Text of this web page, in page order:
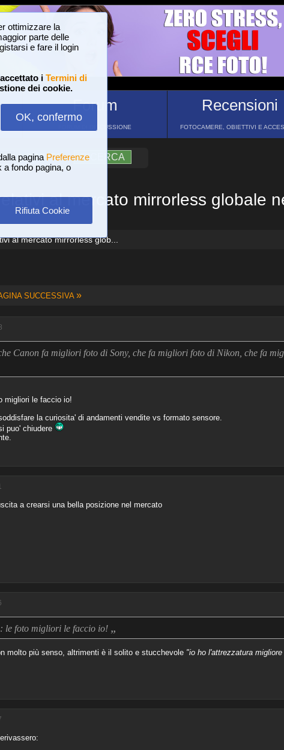
ottimizzare la
parte delle
e fare il login
i Termini di
dei cookie.
OK, confermo
pagina Preferenze
a fondo pagina, o
Rifiuta Cookie
Forum
FORUM DI DISCUSSIONE
Recensioni
FOTOCAMERE, OBIETTIVI E
A ?AIUTO RICERCA
al mercato mirrorless globale
al mercato mirrorless glob...
SUCCESSIVA »
Canon fa migliori foto di Sony, che fa migliori foto di Nikon, che fa
migliori le faccio io!
la curiosita' di andamenti vendite vs formato sensore.
puo' chiudere
a crearsi una bella posizione nel mercato
le foto migliori le faccio io! „
molto più senso, altrimenti è il solito e stucchevole "io ho l'attrezzatura